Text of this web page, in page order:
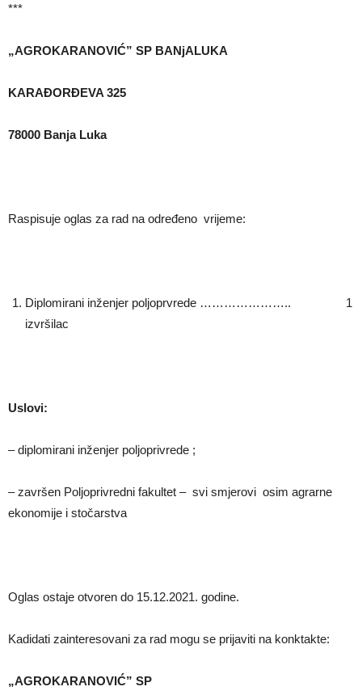
***
„AGROKARANOVIĆ” SP BANjALUKA
KARAĐORĐEVA 325
78000 Banja Luka
Raspisuje oglas za rad na određeno vrijeme:
Diplomirani inženjer poljoprvrede ………………….. 1
izvršilac
Uslovi:
– diplomirani inženjer poljoprivrede ;
– završen Poljoprivredni fakultet – svi smjerovi osim agrarne
ekonomije i stočarstva
Oglas ostaje otvoren do 15.12.2021. godine.
Kadidati zainteresovani za rad mogu se prijaviti na konktakte:
„AGROKARANOVIĆ” SP